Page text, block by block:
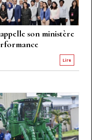
son ministère
Lire